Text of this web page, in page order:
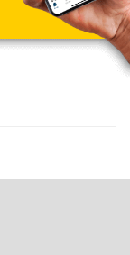
EPD」認証を